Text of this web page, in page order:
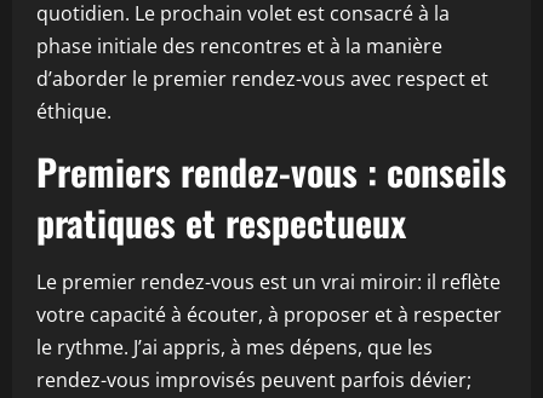
quotidien. Le prochain volet est consacré à la
phase initiale des rencontres et à la manière
d’aborder le premier rendez-vous avec respect et
éthique.
Premiers rendez-vous : conseils
pratiques et respectueux
Le premier rendez-vous est un vrai miroir: il reflète
votre capacité à écouter, à proposer et à respecter
le rythme. J’ai appris, à mes dépens, que les
rendez-vous improvisés peuvent parfois dévier;